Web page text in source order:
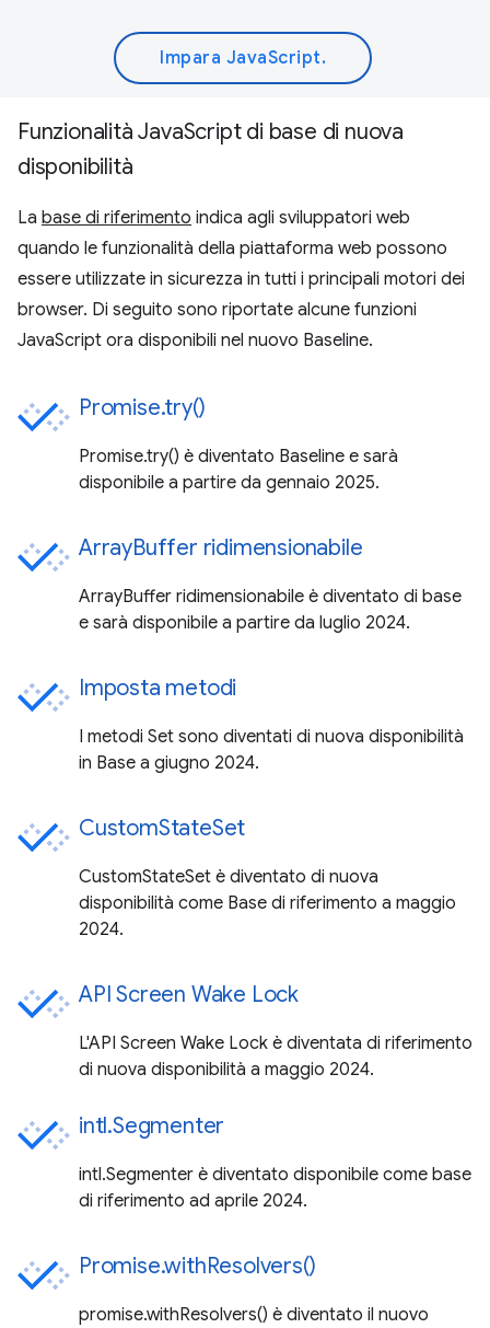
Impara JavaScript.
Funzionalità JavaScript di base di nuova
disponibilità
La base di riferimento indica agli sviluppatori web
quando le funzionalità della piattaforma web possono
essere utilizzate in sicurezza in tutti i principali motori dei
browser. Di seguito sono riportate alcune funzioni
JavaScript ora disponibili nel nuovo Baseline.
Promise.try()
Promise.try() è diventato Baseline e sarà
disponibile a partire da gennaio 2025.
ArrayBuffer ridimensionabile
ArrayBuffer ridimensionabile è diventato di base
e sarà disponibile a partire da luglio 2024.
Imposta metodi
I metodi Set sono diventati di nuova disponibilità
in Base a giugno 2024.
CustomStateSet
CustomStateSet è diventato di nuova
disponibilità come Base di riferimento a maggio
2024.
API Screen Wake Lock
L'API Screen Wake Lock è diventata di riferimento
di nuova disponibilità a maggio 2024.
intl.Segmenter
intl.Segmenter è diventato disponibile come base
di riferimento ad aprile 2024.
Promise.withResolvers()
promise.withResolvers() è diventato il nuovo